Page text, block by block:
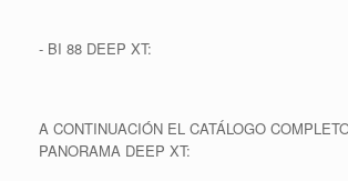
- BI 88 DEEP XT:
A CONTINUACIÓN EL CATÁLOGO
PANORAMA DEEP XT: